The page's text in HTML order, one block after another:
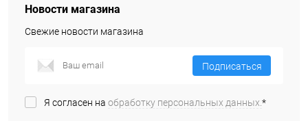
Новости магазина
Свежие новости магазина
Подписаться
Я согласен на обработку персональных данных.*